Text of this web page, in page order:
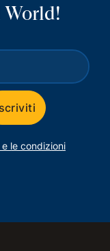
World!
le condizioni